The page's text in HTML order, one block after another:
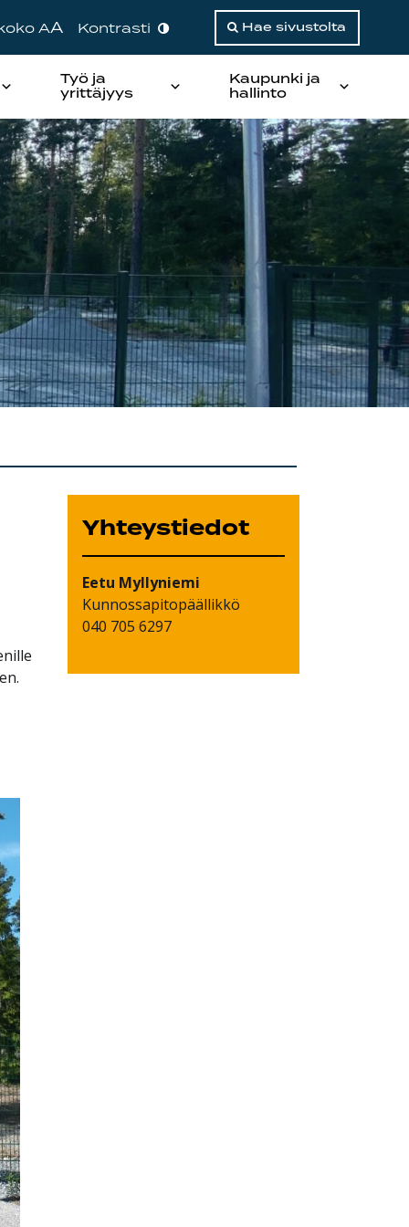
AA Kontrasti Hae sivustolta
Työ ja
yrittäjyys
Kaupunki ja
hallinto
Yhteystiedot
Eetu Myllyniemi
Kunnossapitopäällikkö
040 705 6297